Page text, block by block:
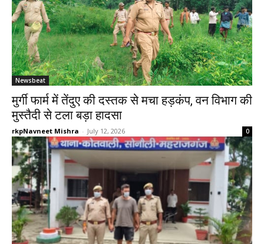
Newsbeat
मुर्गी फार्म में तेंदुए की दस्तक से मचा हड़कंप, वन विभाग की
मुस्तैदी से टला बड़ा हादसा
rkpNavneet Mishra - July 12, 2026 0